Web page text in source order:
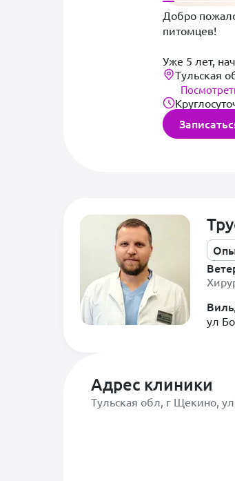
Добро
питомцев!
Уже 5 лет,
команда
навыки,
В нашем
различных
* Урологию:
*
*
Мы
* Прием
*
*
Отдельные
*
* Гибкую
Тульская
ул
Адрес клиники
Тульская обл, г Щекино,